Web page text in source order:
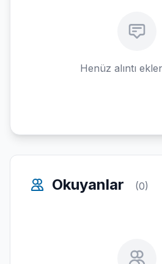
Henüz alıntı
Okuyanlar (0)